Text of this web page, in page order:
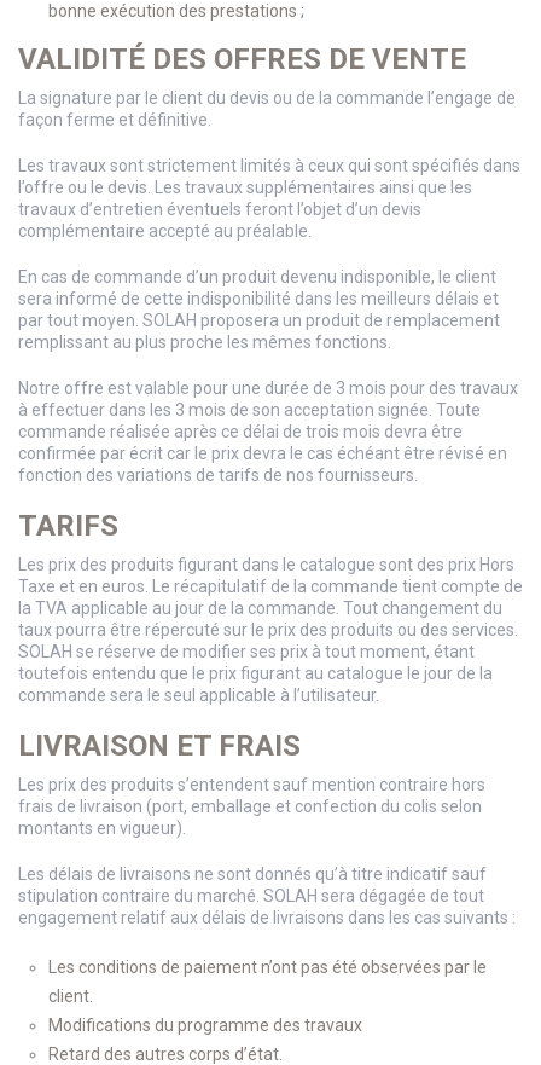
bonne exécution des prestations ;
VALIDITÉ DES OFFRES DE VENTE
La signature par le client du devis ou de la commande l’engage de
façon ferme et définitive.
Les travaux sont strictement limités à ceux qui sont spécifiés dans
l’offre ou le devis. Les travaux supplémentaires ainsi que les
travaux d’entretien éventuels feront l’objet d’un devis
complémentaire accepté au préalable.
En cas de commande d’un produit devenu indisponible, le client
sera informé de cette indisponibilité dans les meilleurs délais et
par tout moyen. SOLAH proposera un produit de remplacement
remplissant au plus proche les mêmes fonctions.
Notre offre est valable pour une durée de 3 mois pour des travaux
à effectuer dans les 3 mois de son acceptation signée. Toute
commande réalisée après ce délai de trois mois devra être
confirmée par écrit car le prix devra le cas échéant être révisé en
fonction des variations de tarifs de nos fournisseurs.
TARIFS
Les prix des produits figurant dans le catalogue sont des prix Hors
Taxe et en euros. Le récapitulatif de la commande tient compte de
la TVA applicable au jour de la commande. Tout changement du
taux pourra être répercuté sur le prix des produits ou des services.
SOLAH se réserve de modifier ses prix à tout moment, étant
toutefois entendu que le prix figurant au catalogue le jour de la
commande sera le seul applicable à l’utilisateur.
LIVRAISON ET FRAIS
Les prix des produits s’entendent sauf mention contraire hors
frais de livraison (port, emballage et confection du colis selon
montants en vigueur).
Les délais de livraisons ne sont donnés qu’à titre indicatif sauf
stipulation contraire du marché. SOLAH sera dégagée de tout
engagement relatif aux délais de livraisons dans les cas suivants :
Les conditions de paiement n’ont pas été observées par le
client.
Modifications du programme des travaux
Retard des autres corps d’état.